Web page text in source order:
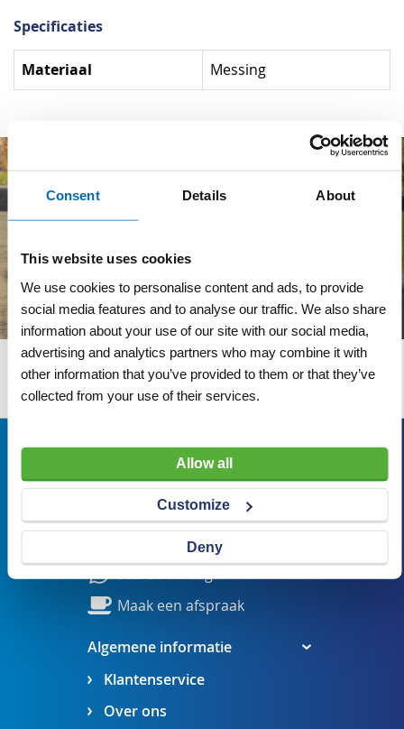
Consent Details About
This website uses cookies
We use cookies to personalise content and ads, to provide
social media features and to analyse our traffic. We also share
information about your use of our site with our social media,
advertising and analytics partners who may combine it with
other information that you’ve provided to them or that they’ve
collected from your use of their services.
Allow all
Customize
Deny
Specificaties
Specificaties
Materiaal Messing
Wij adviseren u graag
Algemene informatie
Klantenservice
Over ons
Bezoekadres
Veldsteen 25, 4815 PK Breda
verkoop@visserbreda.nl
076 541 5073
Stel een vraag
Maak een afspraak